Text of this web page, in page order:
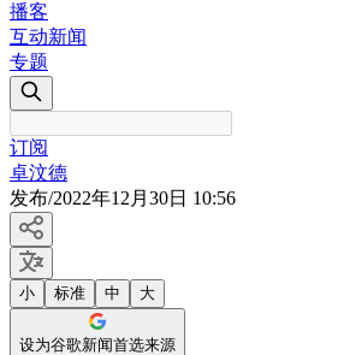
播客
互动新闻
专题
订阅
卓汶德
发布/2022年12月30日 10:56
小 标准 中 大
设为谷歌新闻首选来源